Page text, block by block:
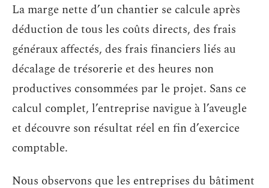
La marge nette d’un chantier se calcule après
déduction de tous les coûts directs, des frais
généraux affectés, des frais financiers liés au
décalage de trésorerie et des heures non
productives consommées par le projet. Sans ce
calcul complet, l’entreprise navigue à l’aveugle
et découvre son résultat réel en fin d’exercice
comptable.
Nous observons que les entreprises du bâtiment